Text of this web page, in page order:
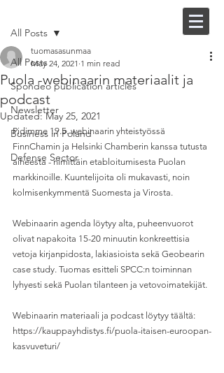
All Posts
Spondeo publication articles
Newsletter
Business in Poland
Defense Sector
All Posts
Puola -webinaarin materiaalit ja
podcast
tuomasasunmaa
May 24, 2021 1 min read
Updated:May 25, 2021
Pidimme 19.5. webinaarin yhteistyössä
FinnChamin ja Helsinki Chamberin kanssa tutusta
aiheesta - nimittäin etabloitumisesta Puolan
markkinoille. Kuuntelijoita oli mukavasti, noin
kolmisenkymmentä Suomesta ja Virosta.
Webinaarin agenda löytyy alta, puheenvuorot
olivat napakoita 15-20 minuutin konkreettisia
vetoja kirjanpidosta, lakiasioista sekä Geobearin
case study. Tuomas esitteli SPCC:n toiminnan
lyhyesti sekä Puolan tilanteen ja vetovoimatekijät.
Webinaarin materiaali ja podcast löytyy täältä:
https://kauppayhdistys.fi/puola-itaisen-euroopan-
kasvuveturi/